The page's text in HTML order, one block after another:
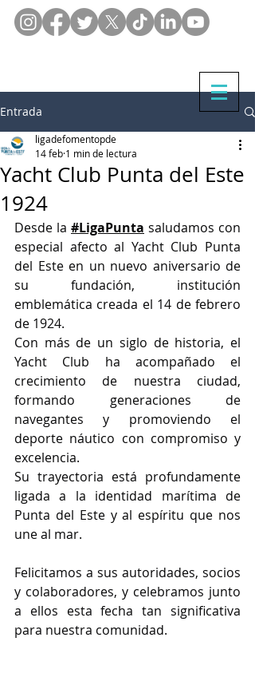
Entrada
Yacht Club Punta del Este
1924
ligadefomentopde
14 feb 1 min de lectura
Desde la #LigaPunta saludamos con
especial afecto al Yacht Club Punta
del Este en un nuevo aniversario de
su fundación, institución
emblemática creada el 14 de febrero
de 1924.
Con más de un siglo de historia, el
Yacht Club ha acompañado el
crecimiento de nuestra ciudad,
formando generaciones de
navegantes y promoviendo el
deporte náutico con compromiso y
excelencia.
Su trayectoria está profundamente
ligada a la identidad marítima de
Punta del Este y al espíritu que nos
une al mar.
Felicitamos a sus autoridades, socios
y colaboradores, y celebramos junto
a ellos esta fecha tan significativa
para nuestra comunidad.